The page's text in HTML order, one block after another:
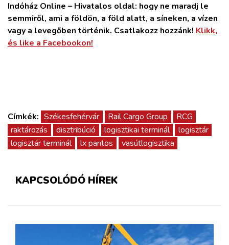
Indóház Online – Hivatalos oldal: hogy ne maradj le
semmiről, ami a földön, a föld alatt, a síneken, a vízen
vagy a levegőben történik. Csatlakozz hozzánk! Klikk,
és like a Facebookon!
Címkék: Székesfehérvár Rail Cargo Group
RCG
raktározás
disztribúció logisztikai terminál
logisztár
logisztár terminál
lx pantos vasútlogisztika
KAPCSOLÓDÓ HÍREK